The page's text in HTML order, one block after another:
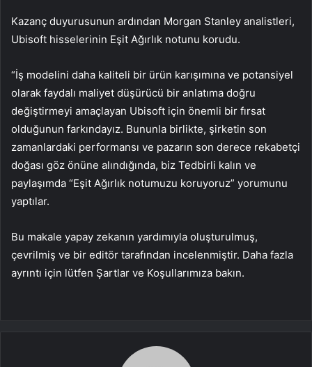
Kazanç duyurusunun ardından Morgan Stanley analistleri,
Ubisoft hisselerinin Eşit Ağırlık notunu korudu.
“İş modelini daha kaliteli bir ürün karışımına ve potansiyel
olarak faydalı maliyet düşürücü bir anlatıma doğru
değiştirmeyi amaçlayan Ubisoft için önemli bir fırsat
olduğunun farkındayız. Bununla birlikte, şirketin son
zamanlardaki performansı ve pazarın son derece rekabetçi
doğası göz önüne alındığında, biz Tedbirli kalın ve
paylaşımda “Eşit Ağırlık notumuzu koruyoruz” yorumunu
yaptılar.
Bu makale yapay zekanın yardımıyla oluşturulmuş,
çevrilmiş ve bir editör tarafından incelenmiştir. Daha fazla
ayrıntı için lütfen Şartlar ve Koşullarımıza bakın.